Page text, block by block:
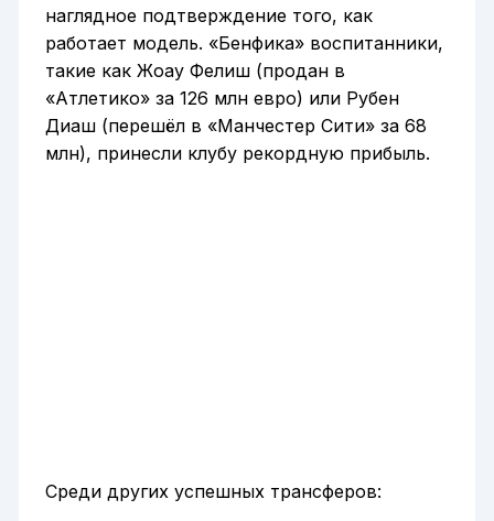
наглядное подтверждение того, как
работает модель. «Бенфика» воспитанники,
такие как Жоау Фелиш (продан в
«Атлетико» за 126 млн евро) или Рубен
Диаш (перешёл в «Манчестер Сити» за 68
млн), принесли клубу рекордную прибыль.
Среди других успешных трансферов: